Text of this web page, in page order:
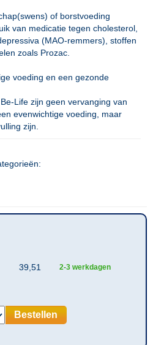
of borstvoeding
van medicatie tegen cholesterol,
(MAO-remmers), stoffen
zoals Prozac.
voeding en een gezonde
Life zijn geen vervanging van
evenwichtige voeding, maar
zijn.
39,51 2-3 werkdagen
Bestellen